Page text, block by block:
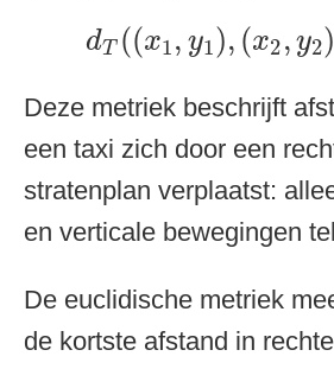
dT ((x1, y1), (x2, y2)
dT x1 ,y 1), x2 ,
Deze metriek beschrijft
een taxi zich door een
stratenplan verplaatst:
en verticale bewegingen
De euclidische metriek
de kortste afstand in